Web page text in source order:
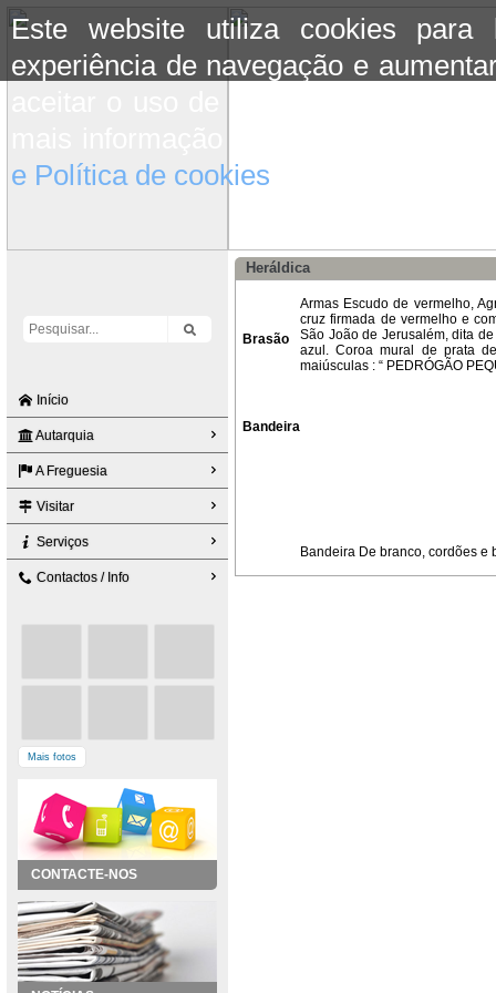
Este website utiliza cookies para
experiência de navegação e
e Política de cookies
Início
Autarquia
A Freguesia
Visitar
Serviços
Contactos / Info
Mais fotos
CONTACTE-NOS
Heráldica
Brasão
Armas Escudo de vermelho,
cruz firmada de vermelho e
São João de Jerusalém, dita
azul. Coroa mural de prata
maiúsculas : “ PEDRÓGÃO
Bandeira De branco, cordões e
Bandeira